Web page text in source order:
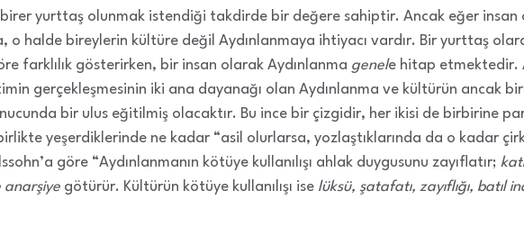
yurttaş olunmak istendiği takdirde bir değere sahiptir. Ancak eğer insan
o halde bireylerin kültüre değil Aydınlanmaya ihtiyacı vardır. Bir yurttaş
farklılık gösterirken, bir insan olarak Aydınlanma genele hitap etmektedir.
gerçekleşmesinin iki ana dayanağı olan Aydınlanma ve kültürün ancak
bir ulus eğitilmiş olacaktır. Bu ince bir çizgidir, her ikisi de birbirine
yeşerdiklerinde ne kadar “asil olurlarsa, yozlaştıklarında da o kadar
göre “Aydınlanmanın kötüye kullanılışı ahlak duygusunu zayıflatır;
anarşiye götürür. Kültürün kötüye kullanılışı ise lüksü, şatafatı, zayıflığı, batıl